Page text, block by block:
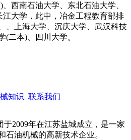
西南石油大学、东北石油大学、
大学，此中，冶金工程教育部排
、上海大学、沉庆大学、武汉科技
(二本)、四川大学。
知识 联系我们
于2009年在江苏盐城成立，是一家
石油机械的高新技术企业。